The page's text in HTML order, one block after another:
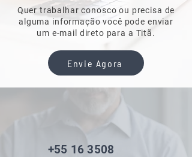
BANDEJA
Comp. x
Larg x Alt.
14x28x2cm
PESO 16KG
Quer trabalhar conosco ou precisa de
alguma informação você pode enviar
um e-mail direto para a Titã.
Envie Agora
+55 16 3508